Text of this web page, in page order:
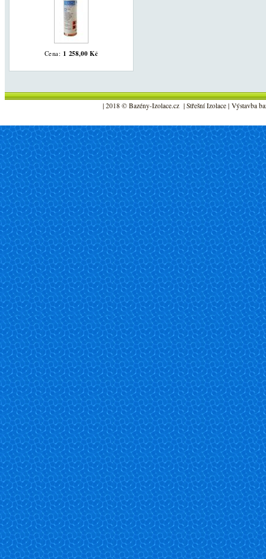
Cena: 1 258,00 Kč
| 2018 © Bazény-Izolace.cz | Střešní Izolace | Výstavba